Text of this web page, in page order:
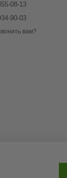
08-13
90-03
вам?